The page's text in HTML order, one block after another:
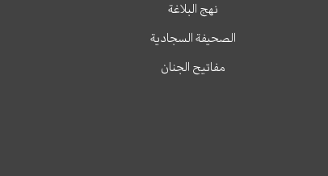
نهج البلاغة
الصحيفة السجادية
مفاتيح الجنان